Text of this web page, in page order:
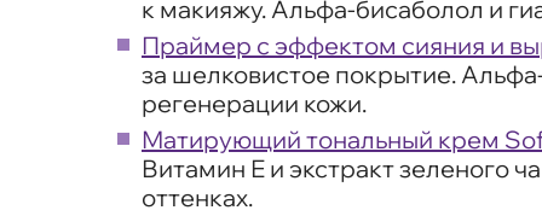
к макияжу. Альфа-бисаболол и
Праймер с эффектом сияния и
за шелковистое покрытие.
регенерации кожи.
Матирующий тональный крем
Витамин Е и экстракт зеленого
оттенках.